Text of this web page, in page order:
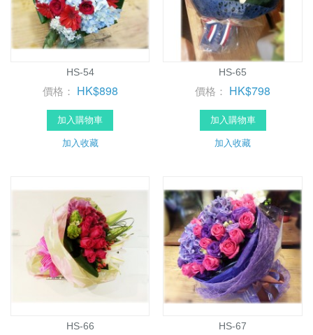
HS-54
價格： HK$898
加入購物車
加入收藏
HS-65
價格： HK$798
加入購物車
加入收藏
HS-66 HS-67